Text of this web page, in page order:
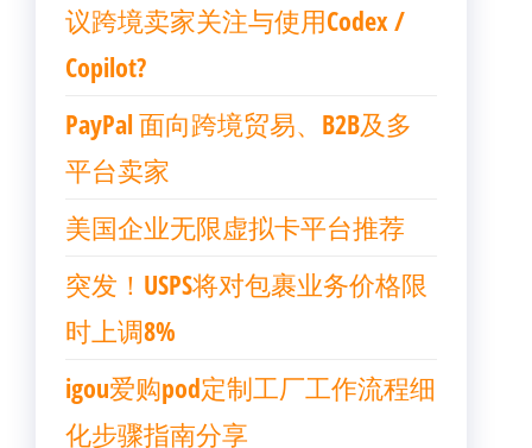
议跨境卖家关注与使用Codex /
Copilot?
PayPal 面向跨境贸易、B2B及多
平台卖家
美国企业无限虚拟卡平台推荐
突发！USPS将对包裹业务价格限
时上调8%
igou爱购pod定制工厂工作流程细
化步骤指南分享